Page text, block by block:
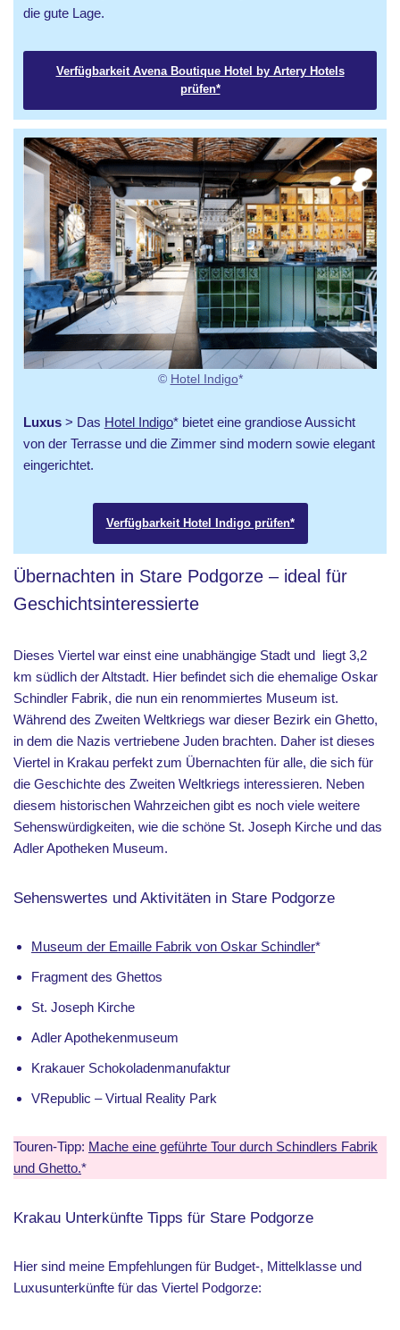
die gute Lage.
Verfügbarkeit Avena Boutique Hotel by Artery Hotels
prüfen*
© Hotel Indigo*
Luxus> Das Hotel Indigo* bietet eine grandiose Aussicht
von der Terrasse und die Zimmer sind modern sowie elegant
eingerichtet.
Verfügbarkeit Hotel Indigo prüfen*
Übernachten in Stare Podgorze – ideal für
Geschichtsinteressierte
Dieses Viertel war einst eine unabhängige Stadt und liegt 3,2
km südlich der Altstadt. Hier befindet sich die ehemalige Oskar
Schindler Fabrik, die nun ein renommiertes Museum ist.
Während des Zweiten Weltkriegs war dieser Bezirk ein Ghetto,
in dem die Nazis vertriebene Juden brachten. Daher ist dieses
Viertel in Krakau perfekt zum Übernachten für alle, die sich für
die Geschichte des Zweiten Weltkriegs interessieren. Neben
diesem historischen Wahrzeichen gibt es noch viele weitere
Sehenswürdigkeiten, wie die schöne St. Joseph Kirche und das
Adler Apotheken Museum.
Sehenswertes und Aktivitäten in Stare Podgorze
Museum der Emaille Fabrik von Oskar Schindler*
Fragment des Ghettos
St. Joseph Kirche
Adler Apothekenmuseum
Krakauer Schokoladenmanufaktur
VRepublic – Virtual Reality Park
Touren-Tipp: Mache eine geführte Tour durch Schindlers Fabrik
und Ghetto.*
Krakau Unterkünfte Tipps für Stare Podgorze
Hier sind meine Empfehlungen für Budget-, Mittelklasse und
Luxusunterkünfte für das Viertel Podgorze: